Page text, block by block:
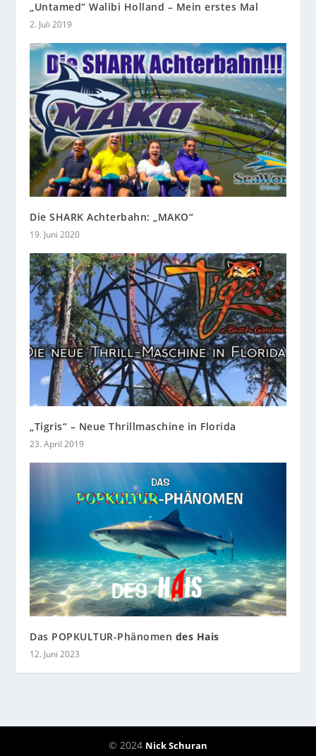
„Untamed“ Walibi Holland – Mein erstes Mal
2. Juli 2019
Die SHARK Achterbahn: „MAKO“
19. Juni 2020
„Tigris“ – Neue Thrillmaschine in Florida
23. April 2019
Das POPKULTUR-Phänomen des Hais
12. Juni 2023
© 2024 Nick Schuran